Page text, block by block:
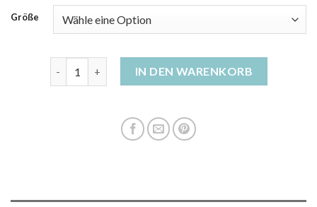
Größe
daunenjacke damen dünn Menge
IN DEN WARENKORB